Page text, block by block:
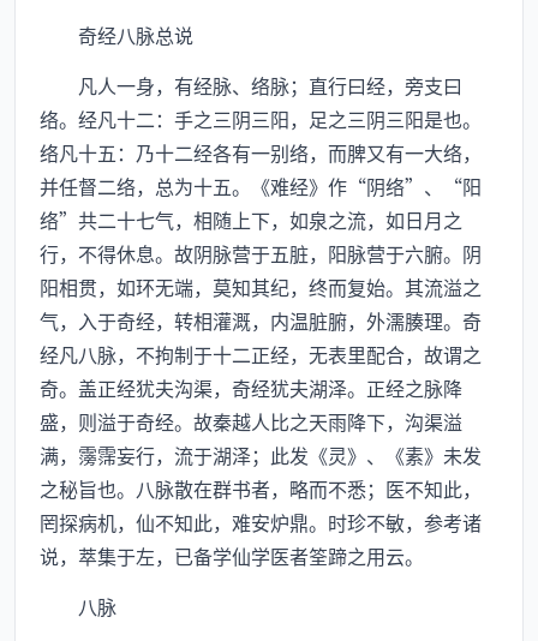
奇经八脉总说
凡人一身，有经脉、络脉；直行曰经，旁支曰
络。经凡十二：手之三阴三阳，足之三阴三阳是也。
络凡十五：乃十二经各有一别络，而脾又有一大络，
并任督二络，总为十五。《难经》作“阴络”、“阳
络”共二十七气，相随上下，如泉之流，如日月之
行，不得休息。故阴脉营于五脏，阳脉营于六腑。阴
阳相贯，如环无端，莫知其纪，终而复始。其流溢之
气，入于奇经，转相灌溉，内温脏腑，外濡腠理。奇
经凡八脉，不拘制于十二正经，无表里配合，故谓之
奇。盖正经犹夫沟渠，奇经犹夫湖泽。正经之脉降
盛，则溢于奇经。故秦越人比之天雨降下，沟渠溢
满，霶霈妄行，流于湖泽；此发《灵》、《素》未发
之秘旨也。八脉散在群书者，略而不悉；医不知此，
罔探病机，仙不知此，难安炉鼎。时珍不敏，参考诸
说，萃集于左，已备学仙学医者筌蹄之用云。
八脉